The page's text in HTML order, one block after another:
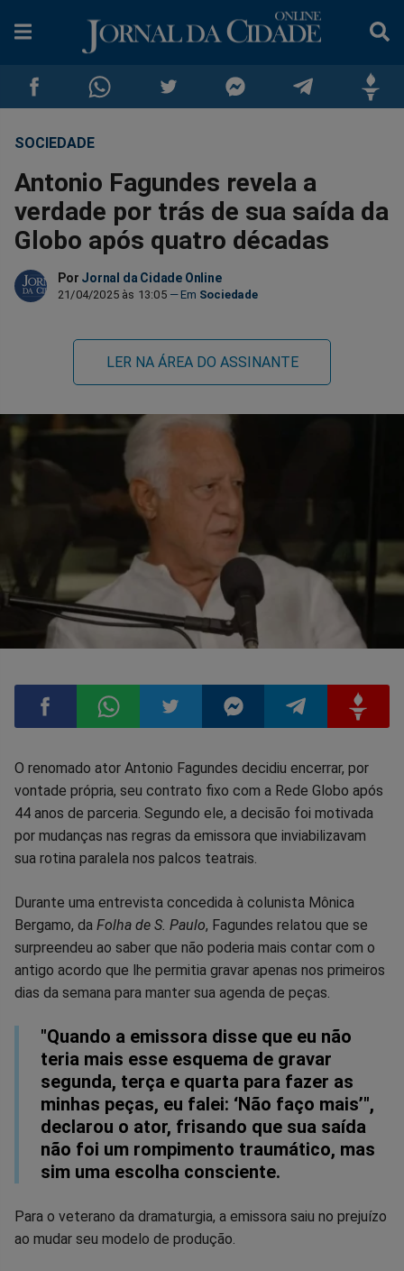
Compartilhar
no
Facebook
Compartilhar
no
Whatsapp
no
Twitter
no
Messenger
no
Telegram
no
SOCIEDADE
Antonio Fagundes revela a
verdade por trás de sua saída da
Globo após quatro décadas
Por Jornal da Cidade Online
21/04/2025 às 13:05 Sociedade
LER NA ÁREA DO ASSINANTE
Compartilhar
no
Facebook
Compartilhar
no
Whatsapp
Compartilhar
no
Twitter
Compartilhar
no
Messenger
Compartilhar
no
no
O renomado ator Antonio Fagundes decidiu encerrar, por
vontade própria, seu contrato fixo com a Rede Globo após
44 anos de parceria. Segundo ele, a decisão foi motivada
por mudanças nas regras da emissora que inviabilizavam
sua rotina paralela nos palcos teatrais.
Durante uma entrevista concedida à colunista Mônica
Bergamo, da Folha de S. Paulo, Fagundes relatou que se
surpreendeu ao saber que não poderia mais contar com o
antigo acordo que lhe permitia gravar apenas nos primeiros
dias da semana para manter sua agenda de peças.
"Quando a emissora disse que eu não
teria mais esse esquema de gravar
segunda, terça e quarta para fazer as
minhas peças, eu falei: ‘Não faço mais’",
declarou o ator, frisando que sua saída
não foi um rompimento traumático, mas
sim uma escolha consciente.
Para o veterano da dramaturgia, a emissora saiu no prejuízo
ao mudar seu modelo de produção.